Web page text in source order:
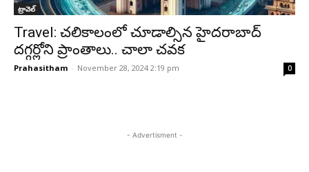
ట్రావెల్‌
Travel: చలికాలంలో చూడాల్సిన హైదరాబాద్
దగ్గర్లోని ప్రాంతాలు.. చాలా చవక
Prahasitham - November 28, 2024 2:19 pm 0
- Advertisment -